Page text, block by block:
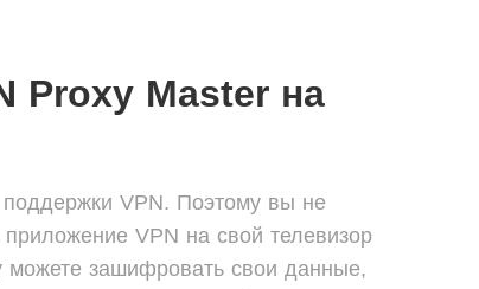
Proxy Master на
VPN. Поэтому вы не
приложение VPN на свой телевизор
зашифровать свои данные,